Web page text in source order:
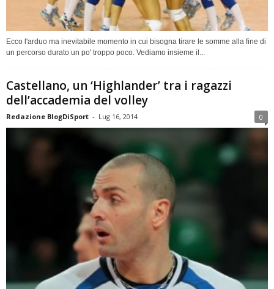
Ecco l'arduo ma inevitabile momento in cui bisogna tirare le somme alla fine di
un percorso durato un po' troppo poco. Vediamo insieme il...
Castellano, un ‘Highlander’ tra i ragazzi
dell’accademia del volley
Redazione BlogDiSport - Lug 16, 2014 0